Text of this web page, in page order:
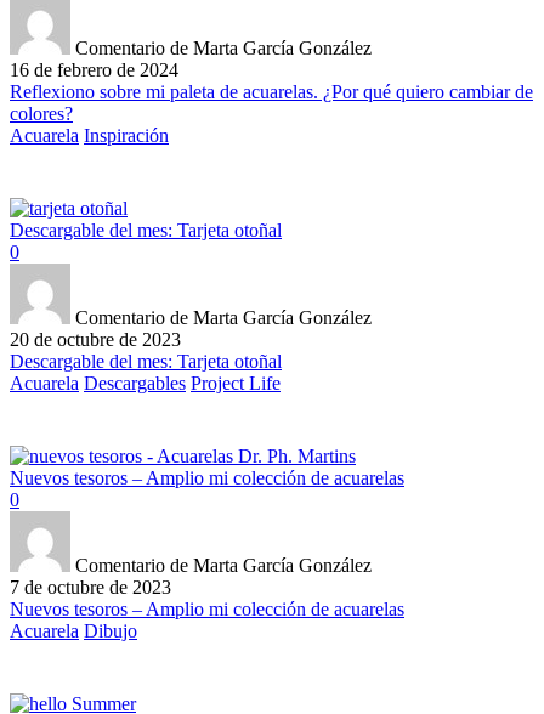
Comentario de Marta García González
16 de febrero de 2024
Reflexiono sobre mi paleta de acuarelas. ¿Por qué quiero cambiar de
colores?
Acuarela Inspiración
Descargable del mes: Tarjeta otoñal
0
Comentario de Marta García González
20 de octubre de 2023
Descargable del mes: Tarjeta otoñal
Acuarela Descargables Project Life
Nuevos tesoros – Amplio mi colección de acuarelas
0
Comentario de Marta García González
7 de octubre de 2023
Nuevos tesoros – Amplio mi colección de acuarelas
Acuarela Dibujo